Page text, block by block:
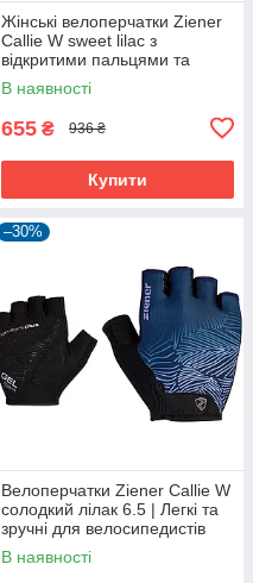
Жінські велоперчатки Ziener
Callie W sweet lilac з
відкритими пальцями та
дихаючою шкірою Amara
В наявності
655 ₴ 936 ₴
Купити
–30%
Велоперчатки Ziener Callie W
солодкий лілак 6.5 | Легкі та
зручні для велосипедистів
В наявності